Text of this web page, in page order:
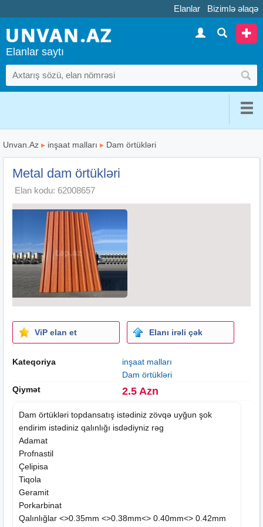
Elanlar Bizimlə əlaqə
Elanlar saytı
Unvan.Az ▸ inşaat malları ▸ Dam örtükləri
Metal dam örtükləri
Elan kodu: 62008657
ViP elan et Elanı irəli çək
Kateqoriya
inşaat malları
Dam örtükləri
Qiymət
2.5 Azn
Dam örtükləri topdansatış istədiniz zövqə uyğun şok
endirim istədiniz qalınlığı isdədiyniz rəg
Adamat
Profnastil
Çelipisa
Tiqola
Geramit
Porkarbinat
Qalınlığlar <>0.35mm <>0.38mm<> 0.40mm<> 0.42mm